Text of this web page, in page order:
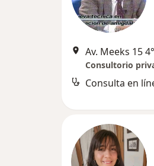
Av. Meeks 15
Consultorio
Consulta en